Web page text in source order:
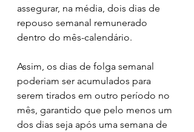
assegurar, na média, dois dias de
repouso semanal remunerado
dentro do mês-calendário.
Assim, os dias de folga semanal
poderiam ser acumulados para
serem tirados em outro período no
mês, garantido que pelo menos um
dos dias seja após uma semana de